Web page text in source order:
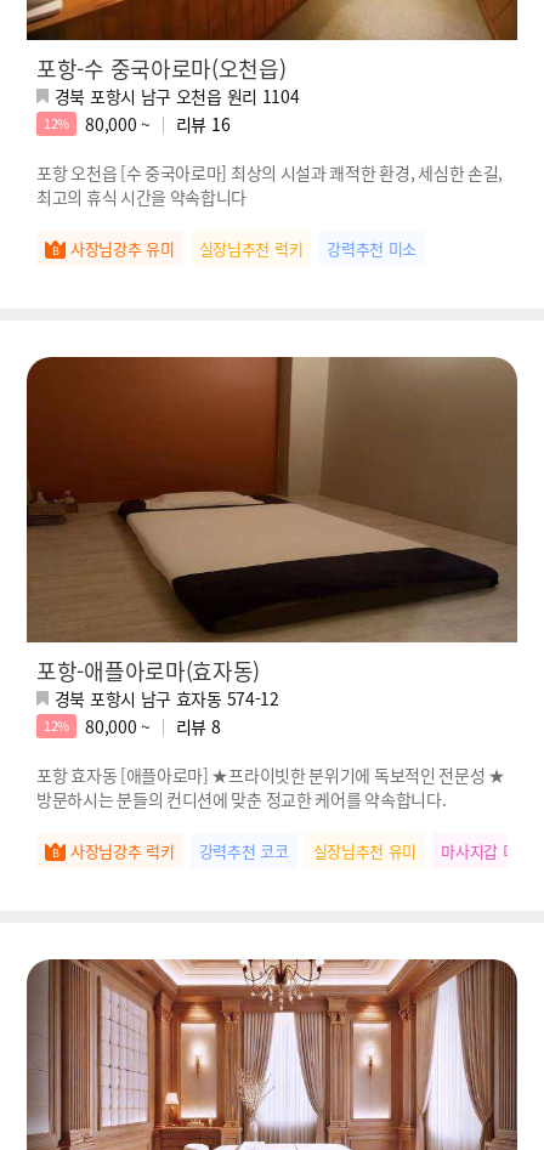
포항-수 중국아로마(오천읍)
경북 포항시 남구 오천읍 원리 1104
12% 80,000 ~ 리뷰 16
포항 오천읍 [수 중국아로마] 최상의 시설과 쾌적한 환경, 세심한 손길,
최고의 휴식 시간을 약속합니다
사장님강추 유미 실장님추천 럭키 강력추천 미소
포항-애플아로마(효자동)
경북 포항시 남구 효자동 574-12
12% 80,000 ~ 리뷰 8
포항 효자동 [애플아로마] ★프라이빗한 분위기에 독보적인 전문성 ★
방문하시는 분들의 컨디션에 맞춘 정교한 케어를 약속합니다.
사장님강추 럭키 강력추천 코코 실장님추천 유미 마사지갑 미미